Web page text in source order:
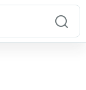
+7(978)180-58-58